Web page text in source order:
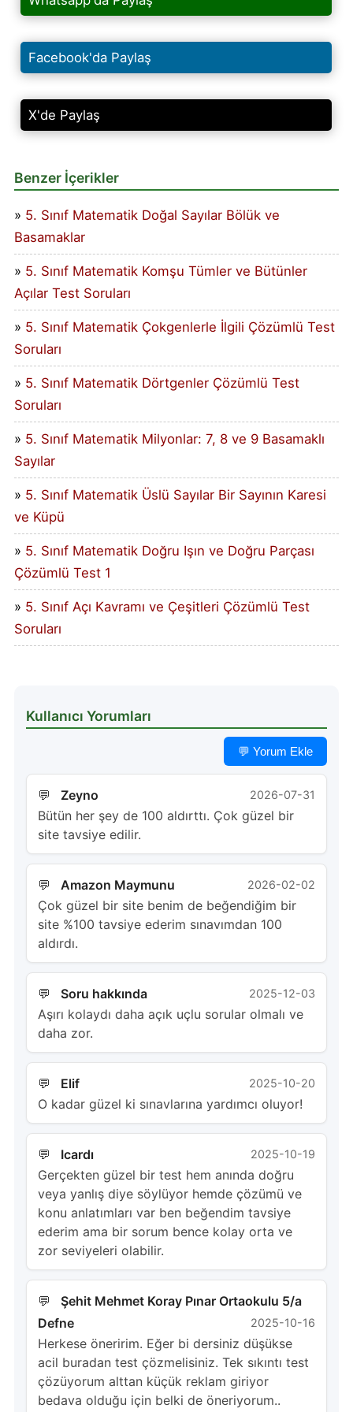
Facebook'da Paylaş
X'de Paylaş
Benzer İçerikler
5. Sınıf Matematik Doğal Sayılar Bölük ve
Basamaklar
5. Sınıf Matematik Komşu Tümler ve Bütünler
Açılar Test Soruları
5. Sınıf Matematik Çokgenlerle İlgili Çözümlü Test
Soruları
5. Sınıf Matematik Dörtgenler Çözümlü Test
Soruları
5. Sınıf Matematik Milyonlar: 7, 8 ve 9 Basamaklı
Sayılar
5. Sınıf Matematik Üslü Sayılar Bir Sayının Karesi
ve Küpü
5. Sınıf Matematik Doğru Işın ve Doğru Parçası
Çözümlü Test 1
5. Sınıf Açı Kavramı ve Çeşitleri Çözümlü Test
Soruları
Kullanıcı Yorumları
💬 Yorum Ekle
Zeyno 2026-07-31
Bütün her şey de 100 aldırttı. Çok güzel bir
site tavsiye edilir.
Amazon Maymunu 2026-02-02
Çok güzel bir site benim de beğendiğim bir
site %100 tavsiye ederim sınavımdan 100
aldırdı.
Soru hakkında 2025-12-03
Aşırı kolaydı daha açık uçlu sorular olmalı ve
daha zor.
Elif 2025-10-20
O kadar güzel ki sınavlarına yardımcı oluyor!
Icardı 2025-10-19
Gerçekten güzel bir test hem anında doğru
veya yanlış diye söylüyor hemde çözümü ve
konu anlatımları var ben beğendim tavsiye
ederim ama bir sorum bence kolay orta ve
zor seviyeleri olabilir.
Şehit Mehmet Koray Pınar Ortaokulu 5/a
Defne
2025-10-16
Herkese öneririm. Eğer bi dersiniz düşükse
acil buradan test çözmelisiniz. Tek sıkıntı test
çözüyorum alttan küçük reklam giriyor
bedava olduğu için belki de öneriyorum..